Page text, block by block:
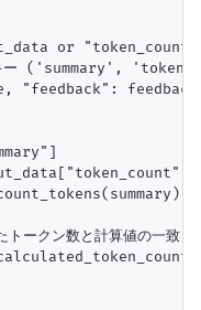
or
('summary',
"feedback":
ークン数と計算値の一致)